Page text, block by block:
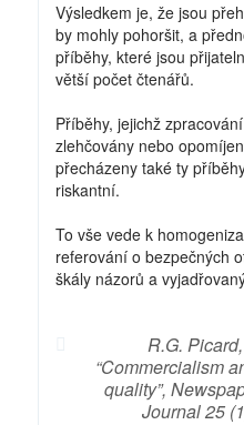
Výsledkem je, že jsou
by mohly pohoršit, a
příběhy, které jsou
větší počet čtenářů.
Příběhy, jejichž
zlehčovány nebo
přecházeny také ty
riskantní.
To vše vede k
referování o bezpečných
škály názorů a
R.G.
“Commercialism
quality”,
Journal 25